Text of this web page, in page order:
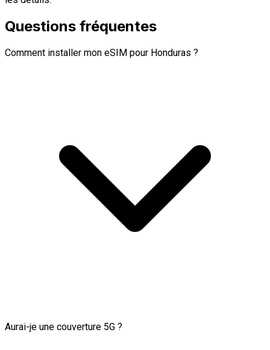
Questions fréquentes
Comment installer mon eSIM pour Honduras ?
Aurai-je une couverture 5G ?